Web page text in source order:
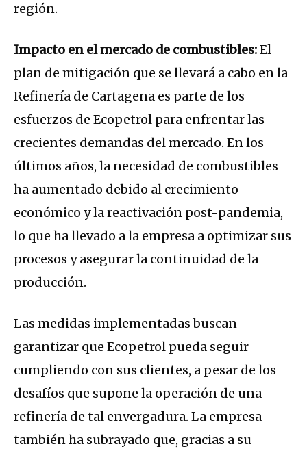
región.
Impacto en el mercado de combustibles:El
plan de mitigación que se llevará a cabo en la
Refinería de Cartagena es parte de los
esfuerzos de Ecopetrol para enfrentar las
crecientes demandas del mercado. En los
últimos años, la necesidad de combustibles
ha aumentado debido al crecimiento
económico y la reactivación post-pandemia,
lo que ha llevado a la empresa a optimizar sus
procesos y asegurar la continuidad de la
producción.
Las medidas implementadas buscan
garantizar que Ecopetrol pueda seguir
cumpliendo con sus clientes, a pesar de los
desafíos que supone la operación de una
refinería de tal envergadura. La empresa
también ha subrayado que, gracias a su